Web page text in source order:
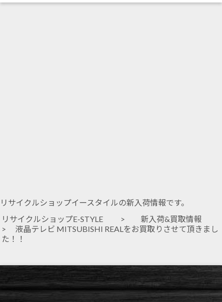
リサイクルショップイースタイルの新入荷情報です。
リサイクルショップE-STYLE
> 新入荷&買取情報
> 液晶テレビ MITSUBISHI REALをお買取りさせて頂きまし
た！！